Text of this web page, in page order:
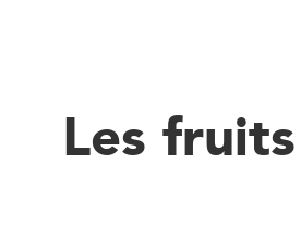
Les fruits